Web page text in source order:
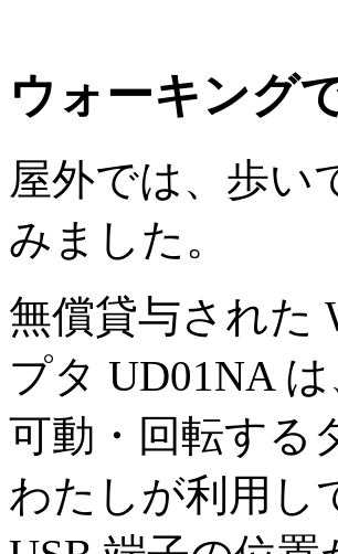
ウォーキング
屋外では、歩い
みました。
無償貸与された
プタ UD01NA
可動・回転する
わたしが利用し